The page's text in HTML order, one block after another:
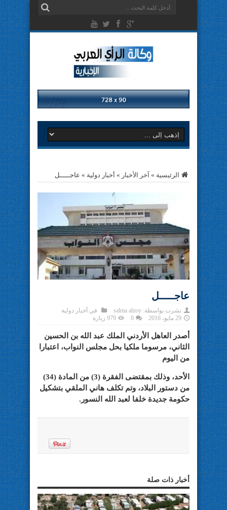
الرئيسية » آخر الأخبار » أخبار دولية » عاجـــــل
عاجـــــل
نشرت بواسطة: salma alzoy في أخبار دولية
29 مايو، 2016
0 979 زيارة
أصدر العاهل الأردني الملك عبد الله بن الحسين
الثاني، مرسوما ملكيا بحل مجلس النواب، اعتبارا
من اليوم
الأحد، وذلك بمقتضى الفقرة (3) من المادة (34)
من دستور البلاد، وتم تكلف هاني الملقي بتشكيل
حكومة جديدة خلفا لعبد الله النسور.
أخبار ذات صلة